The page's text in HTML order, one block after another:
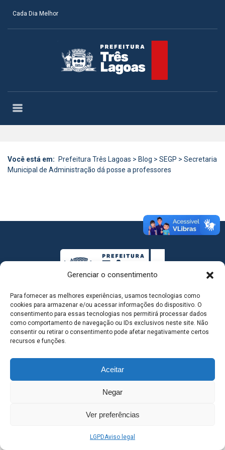
Gerenciar o consentimento
Para fornecer as melhores experiências, usamos tecnologias como
cookies para armazenar e/ou acessar informações do dispositivo. O
consentimento para essas tecnologias nos permitirá processar dados
como comportamento de navegação ou IDs exclusivos neste site. Não
consentir ou retirar o consentimento pode afetar negativamente certos
recursos e funções.
Aceitar
Negar
Ver preferências
LGPDAviso legal
Cada Dia Melhor
Você está em: Prefeitura Três Lagoas > Blog > SEGP > Secretaria
Municipal de Administração dá posse a professores
MAPA DO SITE
SEDE DO ADMINISTRATIVO MUNICIPAL - Avenida
Contato: 67 98139-3237